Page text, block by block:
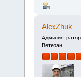
AlexZhuk
Администратор
Ветеран